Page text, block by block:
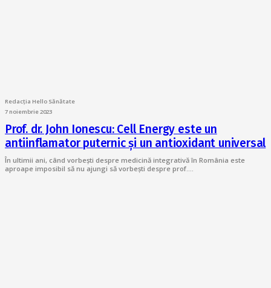
Redacția Hello Sănătate
7 noiembrie 2023
Prof. dr. John Ionescu: Cell Energy este un
antiinflamator puternic și un antioxidant universal
În ultimii ani, când vorbești despre medicină integrativă în România este
aproape imposibil să nu ajungi să vorbești despre prof.…